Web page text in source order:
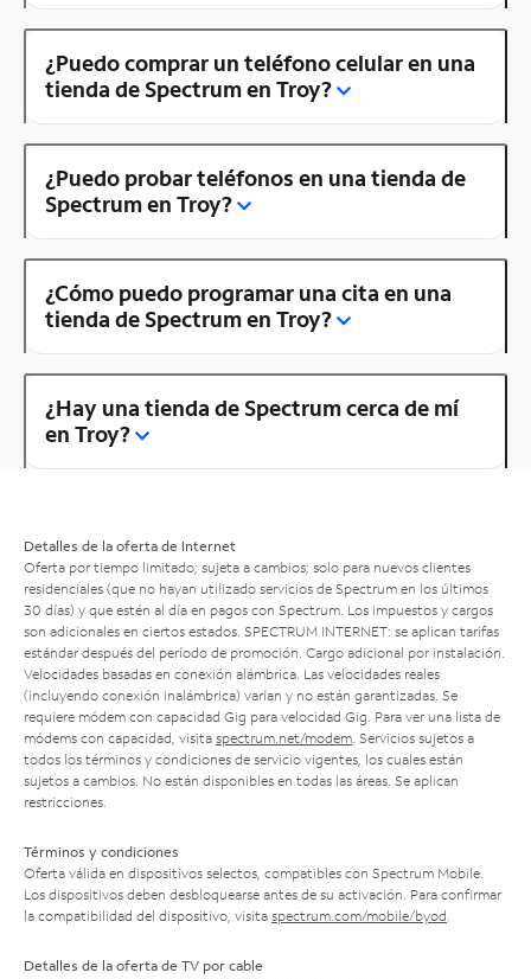
¿Puedo comprar un teléfono celular en una
tienda de Spectrum en Troy?
¿Puedo probar teléfonos en una tienda de
Spectrum en Troy?
¿Cómo puedo programar una cita en una
tienda de Spectrum en Troy?
¿Hay una tienda de Spectrum cerca de mí
en Troy?
Detalles de la oferta de Internet
Oferta por tiempo limitado; sujeta a cambios; solo para nuevos clientes
residenciales (que no hayan utilizado servicios de Spectrum en los últimos
30 días) y que estén al día en pagos con Spectrum. Los impuestos y cargos
son adicionales en ciertos estados. SPECTRUM INTERNET: se aplican tarifas
estándar después del período de promoción. Cargo adicional por instalación.
Velocidades basadas en conexión alámbrica. Las velocidades reales
(incluyendo conexión inalámbrica) varían y no están garantizadas. Se
requiere módem con capacidad Gig para velocidad Gig. Para ver una lista de
módems con capacidad, visita spectrum.net/modem . Servicios sujetos a
todos los términos y condiciones de servicio vigentes, los cuales están
sujetos a cambios. No están disponibles en todas las áreas. Se aplican
restricciones.
Términos y condiciones
Oferta válida en dispositivos selectos, compatibles con Spectrum Mobile.
Los dispositivos deben desbloquearse antes de su activación. Para confirmar
la compatibilidad del dispositivo, visita spectrum.com/mobile/byod
Detalles de la oferta de TV por cable